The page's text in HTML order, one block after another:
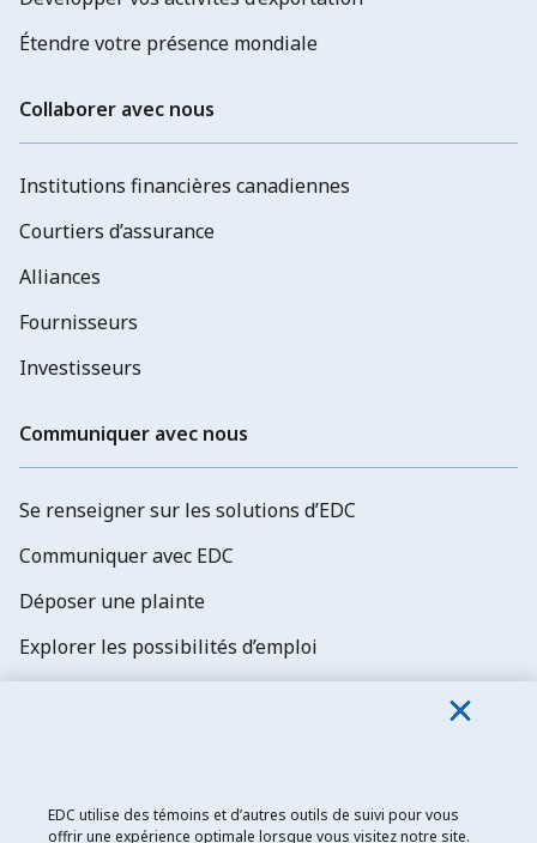
Étendre votre présence mondiale
Collaborer avec nous
Institutions financières canadiennes
Courtiers d’assurance
Alliances
Fournisseurs
Investisseurs
Communiquer avec nous
Se renseigner sur les solutions d’EDC
Communiquer avec EDC
Déposer une plainte
Explorer les possibilités d’emploi
EDC utilise des témoins et d’autres outils de suivi pour vous
offrir une expérience optimale lorsque vous visitez notre site.